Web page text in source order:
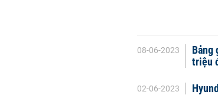
08-06-2023
Bảng
triệu
02-06-2023